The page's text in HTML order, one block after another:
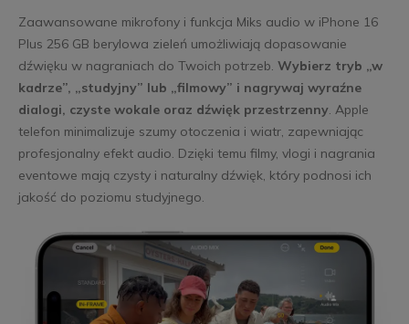
Zaawansowane mikrofony i funkcja Miks audio w iPhone 16
Plus 256 GB berylowa zieleń umożliwiają dopasowanie
dźwięku w nagraniach do Twoich potrzeb. Wybierz tryb „w
kadrze”, „studyjny” lub „filmowy” i nagrywaj wyraźne
dialogi, czyste wokale oraz dźwięk przestrzenny. Apple
telefon minimalizuje szumy otoczenia i wiatr, zapewniając
profesjonalny efekt audio. Dzięki temu filmy, vlogi i nagrania
eventowe mają czysty i naturalny dźwięk, który podnosi ich
jakość do poziomu studyjnego.